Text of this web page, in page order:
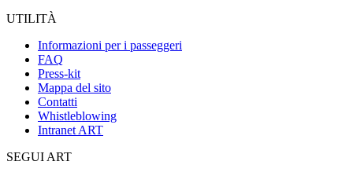
UTILITÀ
Informazioni per i passeggeri
FAQ
Press-kit
Mappa del sito
Contatti
Whistleblowing
Intranet ART
SEGUI ART